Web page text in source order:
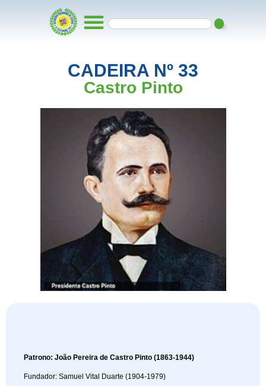
CADEIRA Nº 33
Castro Pinto
Patrono: João Pereira de Castro Pinto (1863-1944)
Fundador: Samuel Vital Duarte (1904-1979)